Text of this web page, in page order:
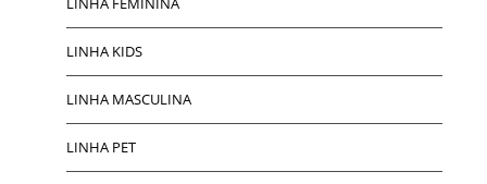
LINHA KIDS
LINHA MASCULINA
LINHA PET